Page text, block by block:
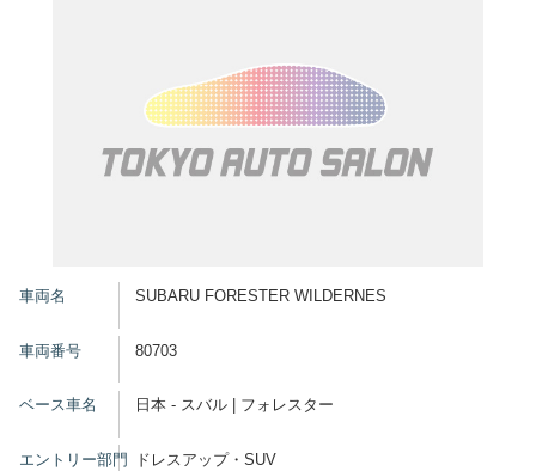
車両名 SUBARU FORESTER WILDERNES
車両番号 80703
ベース車名 日本 - スバル | フォレスター
エントリー部門 ドレスアップ・SUV